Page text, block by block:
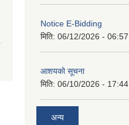
Notice E-Bidding
मिति: 06/12/2026 - 06:57
आशयको सूचना
मिति: 06/10/2026 - 17:44
अन्य